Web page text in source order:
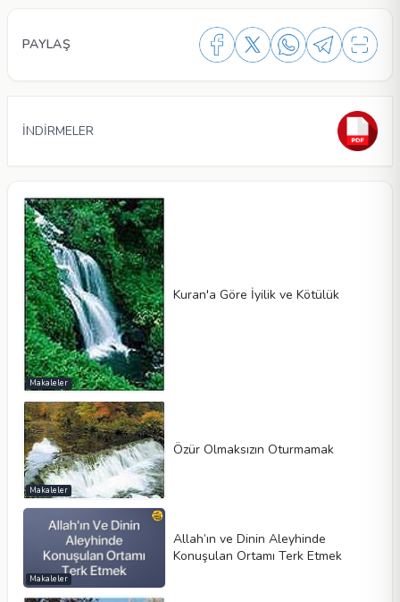
PAYLAŞ
İNDİRMELER
Makaleler
Kuran'a Göre İyilik ve Kötülük
Makaleler
Özür Olmaksızın Oturmamak
Makaleler
Allah’ın ve Dinin Aleyhinde
Konuşulan Ortamı Terk Etmek